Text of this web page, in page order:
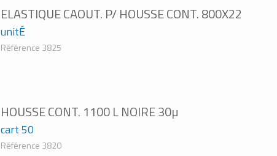
ELASTIQUE CAOUT. P/ HOUSSE CONT. 800X22
unitÉ
Référence 3825
HOUSSE CONT. 1100 L NOIRE 30µ
cart 50
Référence 3820